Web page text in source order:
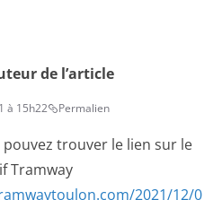
de l’article
à 15h22 Permalien
trouver le lien sur le
Tramway
2021/12/0